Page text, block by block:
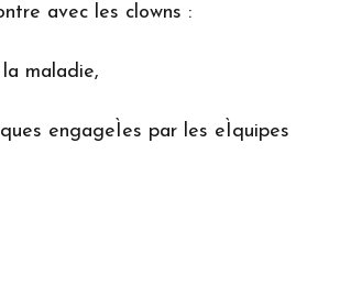
avec les clowns :
maladie,
engageÌes par les eÌquipes